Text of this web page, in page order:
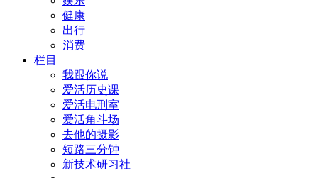
健康
出行
消费
栏目
我跟你说
爱活历史课
爱活电刑室
爱活角斗场
去他的摄影
短路三分钟
新技术研习社